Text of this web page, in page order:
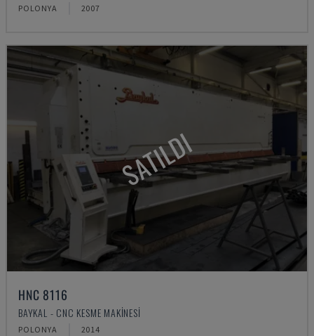
POLONYA 2007
SATILDI
HNC 8116
BAYKAL - CNC KESME MAKINESI
POLONYA 2014